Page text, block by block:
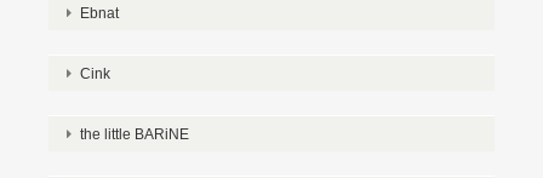
Ebnat
Cink
the little BARiNE